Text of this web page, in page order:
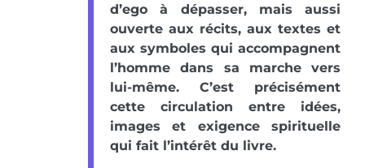
d’ego à dépasser, mais aussi
ouverte aux récits, aux textes et
aux symboles qui accompagnent
l’homme dans sa marche vers
lui-même. C’est précisément
cette circulation entre idées,
images et exigence spirituelle
qui fait l’intérêt du livre.